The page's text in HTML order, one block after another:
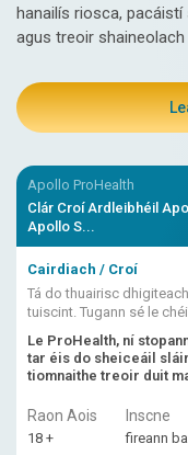
hanailís riosca,
agus treoir
Apollo ProHealth
Clár Croí Ardleibhéil
Apollo S...
Cairdiach / Croí
Tá do thuairisc
tuiscint. Tugann sé le
Le ProHealth, ní
tar éis do sheiceáil
tiomnaithe treoir duit
Raon Aois
18 +
Inscne
fireann